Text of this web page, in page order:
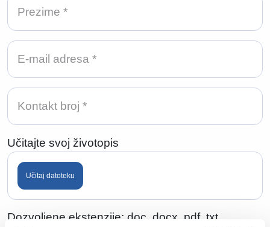
Učitajte svoj životopis
Učitaj datoteku
Dozvoljene ekstenzije: doc, docx, pdf, txt.